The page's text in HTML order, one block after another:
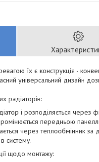
їх є конструкція -
універсальний дизайн
радіаторів:
і розподіляється через
передньою
через теплообмінник за
систему.
щодо монтажу: